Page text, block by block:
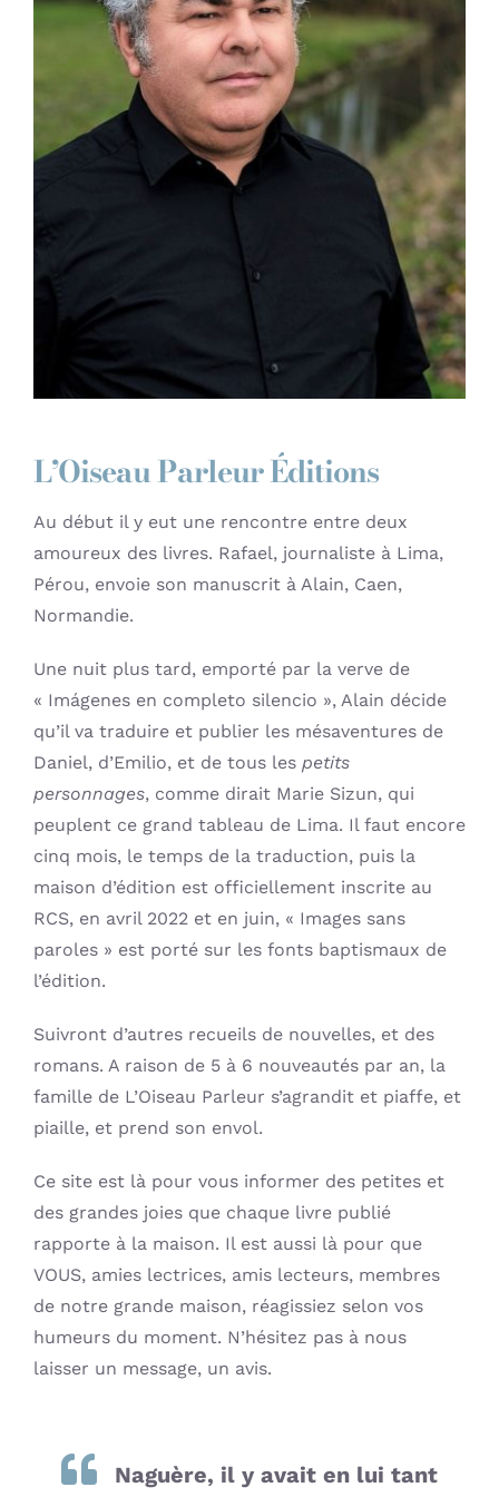
Contact
L’Oiseau Parleur Éditions
Au début il y eut une rencontre entre deux
amoureux des livres. Rafael, journaliste à Lima,
Pérou, envoie son manuscrit à Alain, Caen,
Normandie.
Une nuit plus tard, emporté par la verve de
« Imágenes en completo silencio », Alain décide
qu’il va traduire et publier les mésaventures de
Daniel, d’Emilio, et de tous les petits
personnages, comme dirait Marie Sizun, qui
peuplent ce grand tableau de Lima. Il faut encore
cinq mois, le temps de la traduction, puis la
maison d’édition est officiellement inscrite au
RCS, en avril 2022 et en juin, « Images sans
paroles » est porté sur les fonts baptismaux de
l’édition.
Suivront d’autres recueils de nouvelles, et des
romans. A raison de 5 à 6 nouveautés par an, la
famille de L’Oiseau Parleur s’agrandit et piaffe, et
piaille, et prend son envol.
Ce site est là pour vous informer des petites et
des grandes joies que chaque livre publié
rapporte à la maison. Il est aussi là pour que
VOUS, amies lectrices, amis lecteurs, membres
de notre grande maison, réagissiez selon vos
humeurs du moment. N’hésitez pas à nous
laisser un message, un avis.
Naguère, il y avait en lui tant